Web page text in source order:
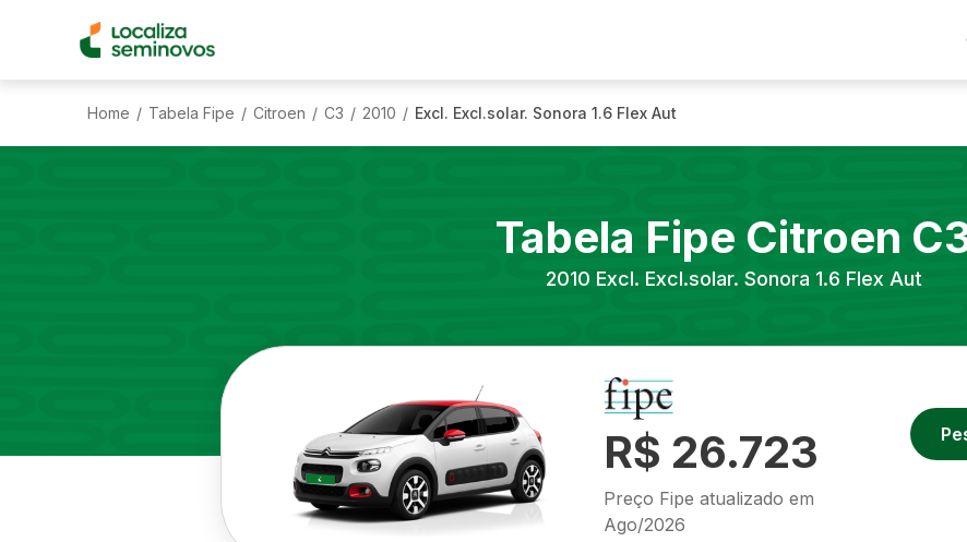
Home / Tabela Fipe / Citroen / C3 / 2010 / Excl. Excl.solar. Sonora 1.6 Flex Aut
Tabela Fipe Citroen
2010 Excl. Excl.solar. Sonora 1.6 Flex Aut
R$ 26.723
Preço Fipe atualizado em
Ago/2026